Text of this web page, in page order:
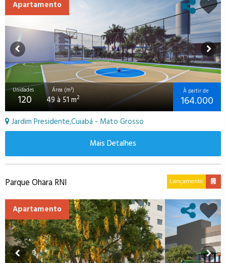
Apartamento
Unidades
120
Área (m²)
49 à 51 m2
À partir de
164.000
Jardim Presidente,Cuiabá - Mato Grosso
Mais Detalhes
Parque Ohara RNI Lançamento
Apartamento